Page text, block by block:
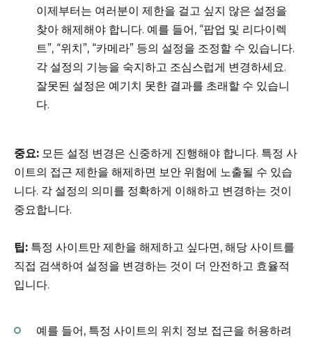
이제부터는 여러분이 제한을 걸고 싶지 않은 설정을
찾아 해제해야 합니다. 예를 들어, “팝업 및 리다이렉
트”, “위치”, “카메라” 등의 설정을 조정할 수 있습니다.
각 설정의 기능을 숙지하고 조심스럽게 변경하세요.
잘못된 설정은 예기치 못한 결과를 초래할 수 있습니
다.
중요: 모든 설정 변경은 신중하게 진행해야 합니다. 특정 사
이트의 접근 제한을 해제하면 보안 위험에 노출될 수 있습
니다. 각 설정의 의미를 정확하게 이해하고 변경하는 것이
중요합니다.
팁: 특정 사이트만 제한을 해제하고 싶다면, 해당 사이트를
직접 검색하여 설정을 변경하는 것이 더 안전하고 효율적
입니다.
예를 들어, 특정 사이트의 위치 정보 접근을 허용하려